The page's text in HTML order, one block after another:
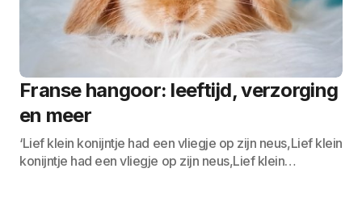
Franse hangoor: leeftijd, verzorging
en meer
‘Lief klein konijntje had een vliegje op zijn neus,Lief klein
konijntje had een vliegje op zijn neus,Lief klein…